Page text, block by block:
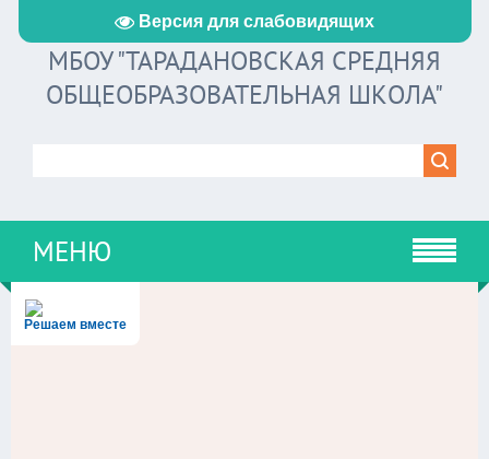
Версия для слабовидящих
МБОУ "ТАРАДАНОВСКАЯ СРЕДНЯЯ
ОБЩЕОБРАЗОВАТЕЛЬНАЯ ШКОЛА"
МЕНЮ
Решаем вместе